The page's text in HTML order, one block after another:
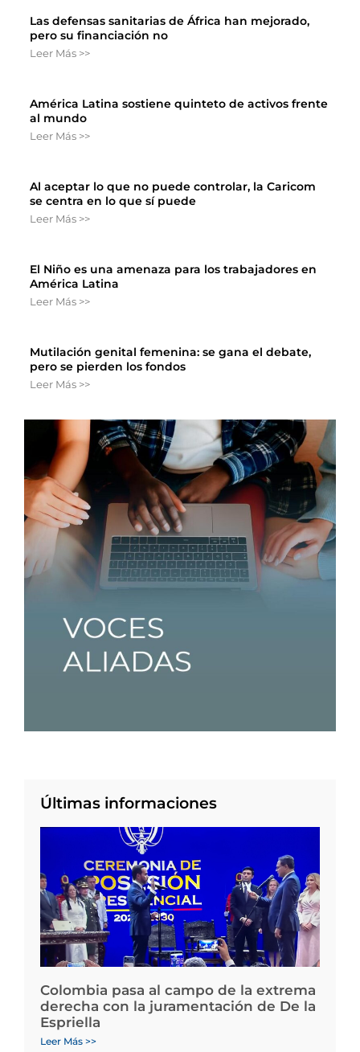
Las defensas sanitarias de África han mejorado,
pero su financiación no
Leer Más >>
América Latina sostiene quinteto de activos frente
al mundo
Leer Más >>
Al aceptar lo que no puede controlar, la Caricom
se centra en lo que sí puede
Leer Más >>
El Niño es una amenaza para los trabajadores en
América Latina
Leer Más >>
Mutilación genital femenina: se gana el debate,
pero se pierden los fondos
Leer Más >>
Últimas informaciones
Colombia pasa al campo de la extrema
derecha con la juramentación de De la
Espriella
Leer Más >>